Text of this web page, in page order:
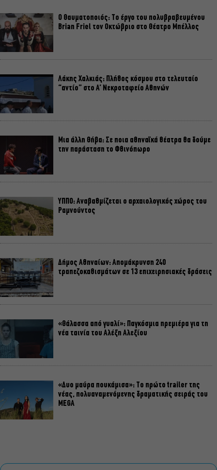
Ο Θαυματοποιός: Το έργο του πολυβραβευμένου
Brian Friel τον Οκτώβριο στο Θέατρο Μπέλλος
Λάκης Χαλκιάς: Πλήθος κόσμου στο τελευταίο
“αντίο” στο Α’ Νεκροταφείο Αθηνών
Μια άλλη Θήβα: Σε ποια αθηναϊκά θέατρα θα δούμε
την παράσταση το Φθινόπωρο
ΥΠΠΟ: Αναβαθμίζεται ο αρχαιολογικός χώρος του
Ραμνούντος
Δήμος Αθηναίων: Απομάκρυνση 240
τραπεζοκαθισμάτων σε 13 επιχειρησιακές δράσεις
«Θάλασσα από γυαλί»: Παγκόσμια πρεμιέρα για τη
νέα ταινία του Αλέξη Αλεξίου
«Δυο μαύρα πουκάμισα»: Το πρώτο trailer της
νέας, πολυαναμενόμενης δραματικής σειράς του
MEGA